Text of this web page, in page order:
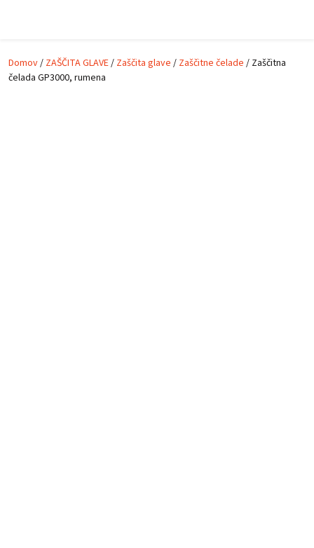
Domov/ ZAŠČITA GLAVE/ Zaščita glave / Zaščitne čelade / Zaščitna
čelada GP3000, rumena